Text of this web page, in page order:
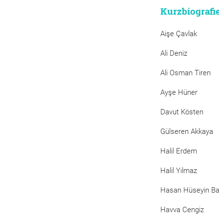
Aişe Çavlak
Ali Deniz
Ali Osman Tiren
Ayşe Hüner
Davut Kösten
Gülseren Akkaya
Halil Erdem
Halil Yılmaz
Hasan Hüseyin
Havva Cengiz